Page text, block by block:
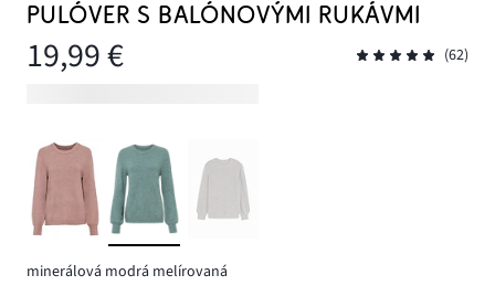
PULÓVER S BALÓNOVÝMI RUKÁVMI
19,99 € (62)
minerálová modrá melírovaná